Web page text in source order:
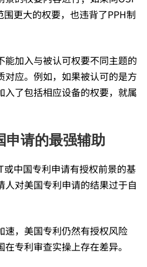
更大的权要，也违背了PPH制
能加入与被认可权要不同主题的
应。例如，如果被认可的是方
入了包括相应设备的权要，就属
申请的最强辅助
或中国专利申请有授权前景的基
对美国专利申请的结果过于自
速，美国专利仍然有授权风险
专利审查实操上存在差异。